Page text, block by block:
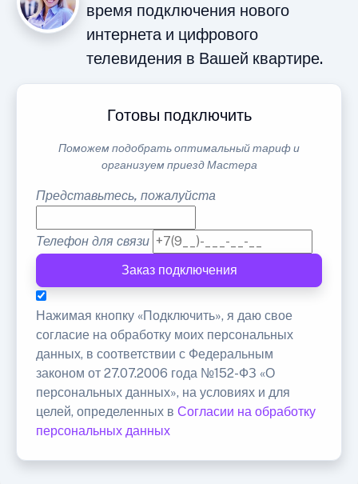
время подключения нового
интернета и цифрового
телевидения в Вашей квартире.
Готовы подключить
Поможем подобрать оптимальный тариф и
организуем приезд Мастера
Представьтесь, пожалуйста
Телефон для связи
Заказ подключения
Нажимая кнопку «Подключить», я даю свое
согласие на обработку моих персональных
данных, в соответствии с Федеральным
законом от 27.07.2006 года №152-ФЗ «О
персональных данных», на условиях и для
целей, определенных в Согласии на обработку
персональных данных